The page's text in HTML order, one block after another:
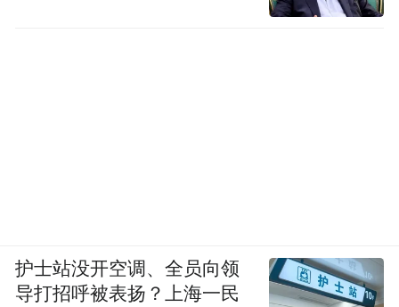
护士站没开空调、全员向领
导打招呼被表扬？上海一民